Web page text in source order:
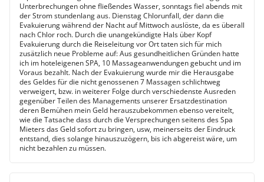
Unterbrechungen ohne fließendes Wasser, sonntags fiel abends mit
der Strom stundenlang aus. Dienstag Chlorunfall, der dann die
Evakuierung während der Nacht auf Mittwoch auslöste, da es überall
nach Chlor roch. Durch die unangekündigte Hals über Kopf
Evakuierung durch die Reiseleitung vor Ort taten sich für mich
zusätzlich neue Probleme auf: Aus gesundheitlichen Gründen hatte
ich im hoteleigenen SPA, 10 Massageanwendungen gebucht und im
Voraus bezahlt. Nach der Evakuierung wurde mir die Herausgabe
des Geldes für die nicht genossenen 7 Massagen schlichtweg
verweigert, bzw. in weiterer Folge durch verschiedenste Ausreden
gegenüber Teilen des Managements unserer Ersatzdestination
deren Bemühen mein Geld herauszubekommen ebenso vereitelt,
wie die Tatsache dass durch die Versprechungen seitens des Spa
Mieters das Geld sofort zu bringen, usw, meinerseits der Eindruck
entstand, dies solange hinauszuzögern, bis ich abgereist wäre, um
nicht bezahlen zu müssen.